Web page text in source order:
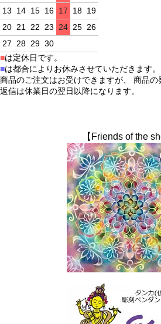
13
14 15 16 17 18 19
20 21 22 23 24 25 26
27 28 29 30
■は定休日です。
■は都合によりお休みさせていただきます。
商品のご注文はお受けできますが、 商品
返信は休業日の翌日以降になります。
【Friends of the